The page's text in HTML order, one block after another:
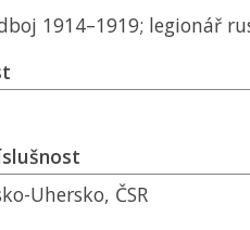
1914–1919; legionář
Uhersko, ČSR